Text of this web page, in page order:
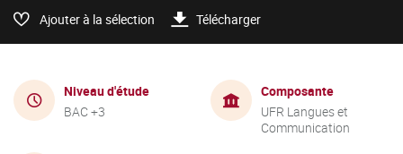
Ajouter à la sélection Télécharger
Niveau d'étude
BAC +3
Composante
UFR Langues et
Communication